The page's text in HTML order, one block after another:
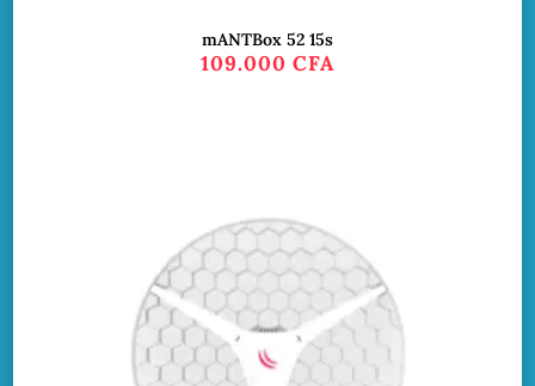
mANTBox 52 15s
109.000 CFA